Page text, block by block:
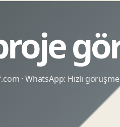
· WhatsApp: Hızlı görüşme